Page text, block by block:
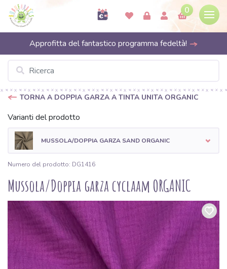
0
Approfitta del fantastico programma fedeltà!
TORNA A DOPPIA GARZA A TINTA UNITA ORGANIC
Varianti del prodotto
MUSSOLA/DOPPIA GARZA SAND ORGANIC
Numero del prodotto: DG1416
Mussola/Doppia garza cyclaam ORGANIC